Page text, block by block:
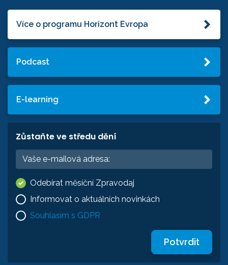
Více o programu Horizont Evropa
Podcast
E-learning
Zůstaňte ve středu dění
Odebírat měsíční Zpravodaj
Informovat o aktuálních novinkách
Souhlasím s GDPR
Potvrdit